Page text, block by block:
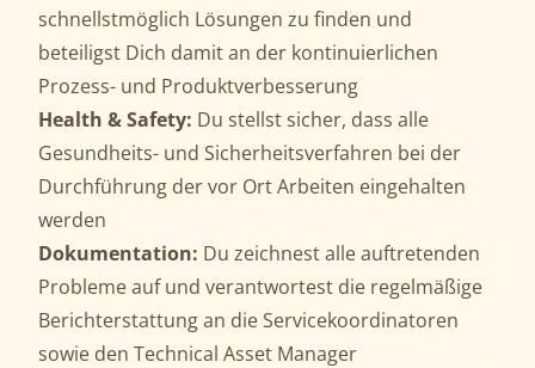
schnellstmöglich Lösungen zu finden und
beteiligst Dich damit an der kontinuierlichen
Prozess- und Produktverbesserung
Health & Safety: Du stellst sicher, dass alle
Gesundheits- und Sicherheitsverfahren bei der
Durchführung der vor Ort Arbeiten eingehalten
werden
Dokumentation: Du zeichnest alle auftretenden
Probleme auf und verantwortest die regelmäßige
Berichterstattung an die Servicekoordinatoren
sowie den Technical Asset Manager